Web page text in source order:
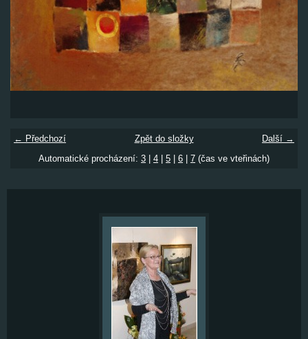
← Předchozí Další →
Zpět do složky
Automatické procházení: 3 4 5 6 7 (čas ve vteřinách)